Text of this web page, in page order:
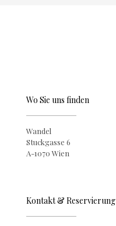
Wo Sie uns finden
Wandel
Stuckgasse 6
A-1070 Wien
Kontakt & Reservierung